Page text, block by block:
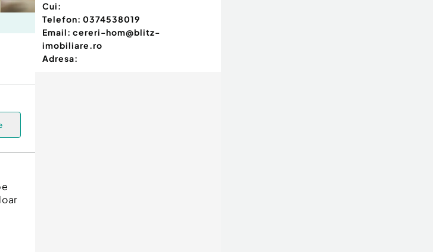
Cui:
Telefon: 0374538019
Email: cereri-hom@blitz-
imobiliare.ro
Adresa: